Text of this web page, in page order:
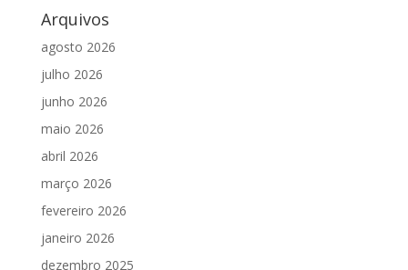
Arquivos
agosto 2026
julho 2026
junho 2026
maio 2026
abril 2026
março 2026
fevereiro 2026
janeiro 2026
dezembro 2025